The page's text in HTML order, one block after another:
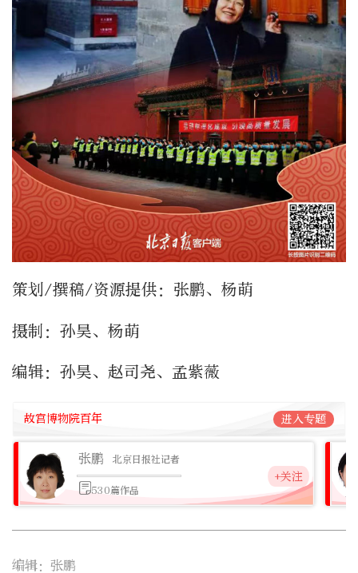
策划/撰稿/资源提供：张鹏、杨萌
摄制：孙昊、杨萌
编辑：孙昊、赵司尧、孟紫薇
故宫博物院百年 进入专题
张鹏 北京日报社记者
530篇作品
+关注
编辑：张鹏